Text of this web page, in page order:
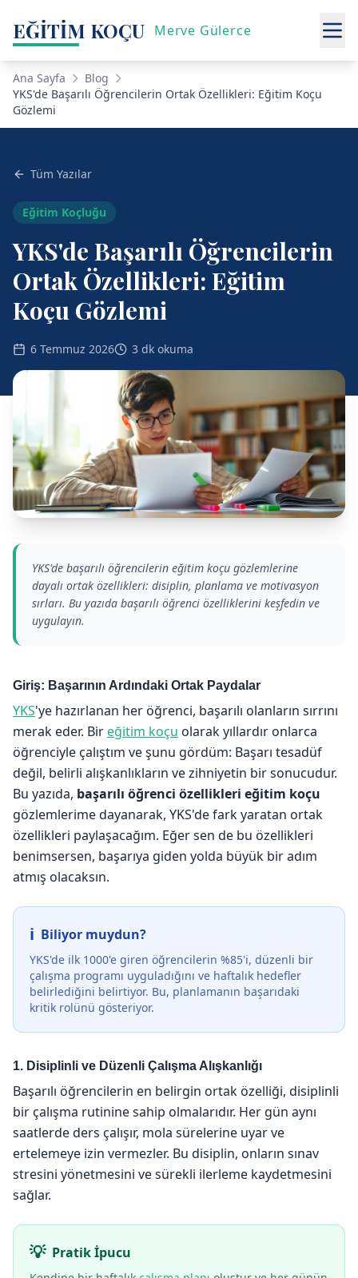
EĞİTİM KOÇU Merve Gülerce
Ana Sayfa
Blog
YKS'de Başarılı Öğrencilerin Ortak Özellikleri: Eğitim Koçu
Gözlemi
Tüm Yazılar
Eğitim Koçluğu
YKS'de Başarılı Öğrencilerin
Ortak Özellikleri: Eğitim
Koçu Gözlemi
6 Temmuz 2026 3 dk okuma
YKS'de başarılı öğrencilerin eğitim koçu gözlemlerine
dayalı ortak özellikleri: disiplin, planlama ve motivasyon
sırları. Bu yazıda başarılı öğrenci özelliklerini keşfedin ve
uygulayın.
Giriş: Başarının Ardındaki Ortak Paydalar
YKS'ye hazırlanan her öğrenci, başarılı olanların sırrını
merak eder. Bir eğitim koçu olarak yıllardır onlarca
öğrenciyle çalıştım ve şunu gördüm: Başarı tesadüf
değil, belirli alışkanlıkların ve zihniyetin bir sonucudur.
Bu yazıda, başarılı öğrenci özellikleri eğitim koçu
gözlemlerime dayanarak, YKS'de fark yaratan ortak
özellikleri paylaşacağım. Eğer sen de bu özellikleri
benimsersen, başarıya giden yolda büyük bir adım
atmış olacaksın.
Biliyor muydun?
YKS'de ilk 1000'e giren öğrencilerin %85'i, düzenli bir
çalışma programı uyguladığını ve haftalık hedefler
belirlediğini belirtiyor. Bu, planlamanın başarıdaki
kritik rolünü gösteriyor.
1. Disiplinli ve Düzenli Çalışma Alışkanlığı
Başarılı öğrencilerin en belirgin ortak özelliği, disiplinli
bir çalışma rutinine sahip olmalarıdır. Her gün aynı
saatlerde ders çalışır, mola sürelerine uyar ve
ertelemeye izin vermezler. Bu disiplin, onların sınav
stresini yönetmesini ve sürekli ilerleme kaydetmesini
sağlar.
Pratik İpucu